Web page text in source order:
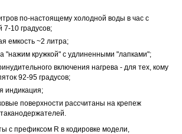
по-настоящему холодной воды в час с
7-10 градусов;
емкость ~2 литра;
"нажим кружкой" с удлиненными "лапками";
включения нагрева - для тех, кому
92-95 градусов;
индикация;
поверхности рассчитаны на крепеж
с префиксом R в кодировке модели,